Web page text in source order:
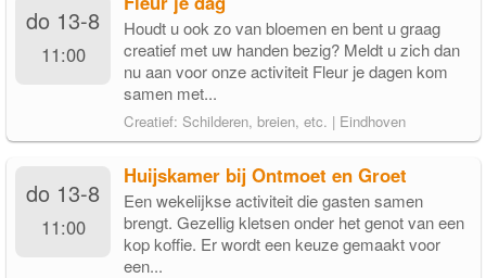
do 13-8
11:00
Houdt u ook zo van bloemen en bent u graag
creatief met uw handen bezig? Meldt u zich dan
nu aan voor onze activiteit Fleur je dagen kom
samen met...
Creatief: Schilderen, breien, etc. | Eindhoven
do 13-8
11:00
Huijskamer bij Ontmoet en Groet
Een wekelijkse activiteit die gasten samen
brengt. Gezellig kletsen onder het genot van een
kop koffie. Er wordt een keuze gemaakt voor
een...